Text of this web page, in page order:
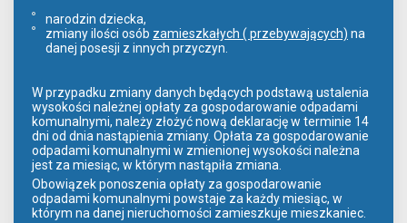
narodzin dziecka,
zmiany ilości osób zamieszkałych ( przebywających) na
danej posesji z innych przyczyn.
W przypadku zmiany danych będących podstawą ustalenia
wysokości należnej opłaty za gospodarowanie odpadami
komunalnymi, należy złożyć nową deklarację w terminie 14
dni od dnia nastąpienia zmiany. Opłata za gospodarowanie
odpadami komunalnymi w zmienionej wysokości należna
jest za miesiąc, w którym nastąpiła zmiana.
Obowiązek ponoszenia opłaty za gospodarowanie
odpadami komunalnymi powstaje za każdy miesiąc, w
którym na danej nieruchomości zamieszkuje mieszkaniec.